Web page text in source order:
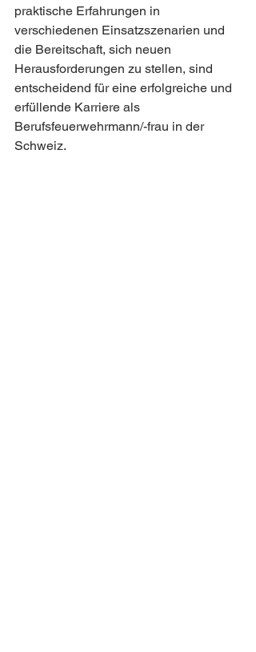
praktische Erfahrungen in
verschiedenen Einsatzszenarien und
die Bereitschaft, sich neuen
Herausforderungen zu stellen, sind
entscheidend für eine erfolgreiche und
erfüllende Karriere als
Berufsfeuerwehrmann/-frau in der
Schweiz.